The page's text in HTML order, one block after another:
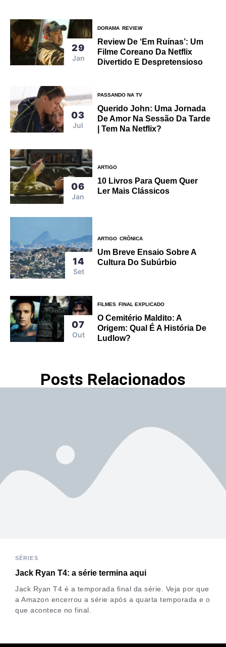
29
Jan
DORAMA REVIEW
Review De ‘Em Ruínas’: Um
Filme Coreano Da Netflix
Divertido E Despretensioso
03
Jul
PASSANDO NA TV
Querido John: Uma Jornada
De Amor Na Sessão Da Tarde
| Tem Na Netflix?
06
Jan
ARTIGO
10 Livros Para Quem Quer
Ler Mais Clássicos
14
Set
ARTIGO CRÔNICA
Um Breve Ensaio Sobre A
Cultura Do Subúrbio
07
Out
FILMES FINAL EXPLICADO
O Cemitério Maldito: A
Origem: Qual É A História De
Ludlow?
Posts Relacionados
SÉRIES
Jack Ryan T4: a série termina aqui
Jack Ryan T4 é a temporada final da série. Veja por que
a Amazon encerrou a série após a quarta temporada e o
que acontece no final.